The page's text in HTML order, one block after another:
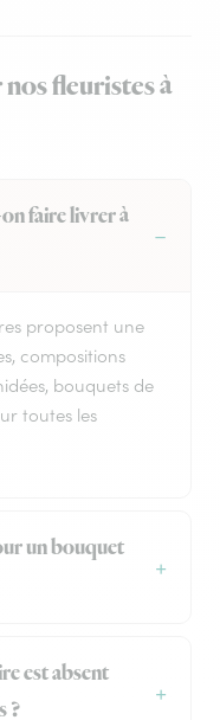
fleuristes à
faire livrer à
proposent une
compositions
bouquets de
toutes les
un bouquet
est absent
?